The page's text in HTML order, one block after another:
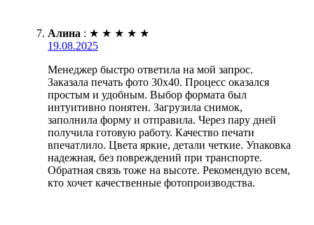
Алина : ★ ★ ★ ★ ★
19.08.2025
Менеджер быстро ответила на мой запрос.
Заказала печать фото 30х40. Процесс оказался
простым и удобным. Выбор формата был
интуитивно понятен. Загрузила снимок,
заполнила форму и отправила. Через пару дней
получила готовую работу. Качество печати
впечатлило. Цвета яркие, детали четкие. Упаковка
надежная, без повреждений при транспорте.
Обратная связь тоже на высоте. Рекомендую всем,
кто хочет качественные фотопроизводства.